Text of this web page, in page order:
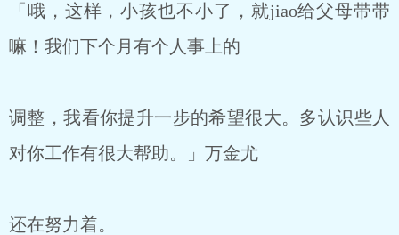
「哦，这样，小孩也不小了，就jiao给父母带带
嘛！我们下个月有个人事上的
调整，我看你提升一步的希望很大。多认识些人
对你工作有很大帮助。」万金尤
还在努力着。